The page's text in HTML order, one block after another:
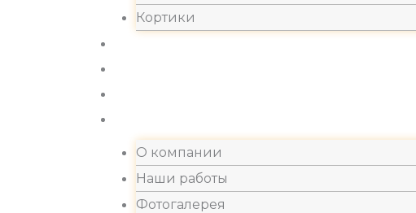
Кортики
О компании
Наши работы
Фотогалерея